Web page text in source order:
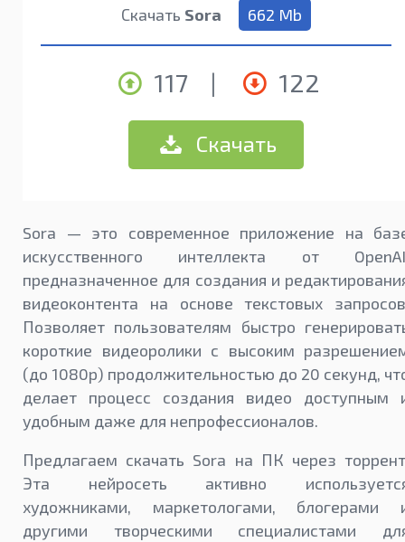
Скачать Sora 662 Mb
117 | 122
Скачать
Sora — это современное приложение на
искусственного интеллекта от
предназначенное для создания и
видеоконтента на основе текстовых
Позволяет пользователям быстро
короткие видеоролики с высоким
(до 1080p) продолжительностью до 20 секунд,
делает процесс создания видео доступным
удобным даже для непрофессионалов.
Предлагаем скачать Sora на ПК через
Эта нейросеть активно
художниками, маркетологами, блогерами
другими творческими специалистами